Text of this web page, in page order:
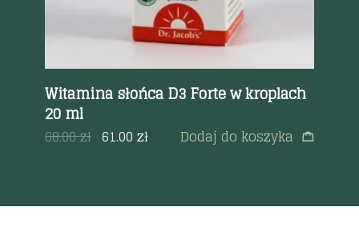
Witamina słońca D3 Forte w kroplach
20 ml
68.00zł 61.00zł Dodaj do koszyka